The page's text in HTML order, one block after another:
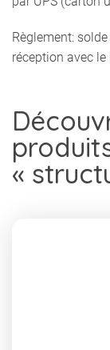
Règlement:
réception avec le
«